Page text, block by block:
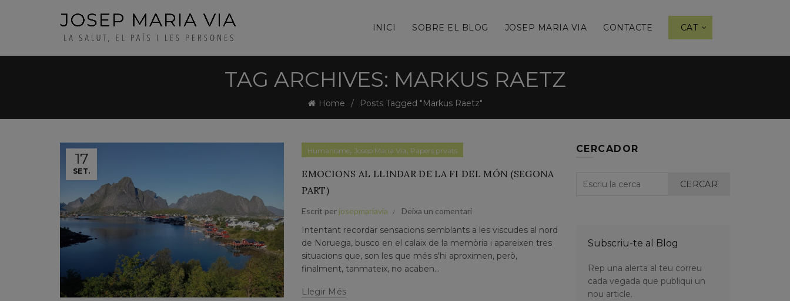
INICI SOBRE EL BLOG JOSEP MARIA VIA CONTACTE CAT
TAG ARCHIVES: MARKUS RAETZ
Home Posts Tagged "Markus Raetz"
17
SET.
Humanisme,Josep Maria Via, Papers prvats
EMOCIONS AL LLINDAR DE LA FI DEL MÓN (SEGONA
PART)
Escrit per josepmariavia Deixa un comentari
Intentant recordar sensacions semblants a les viscudes al nord
de Noruega, busco en el calaix de la memòria i apareixen tres
situacions que, son les que més s'hi aproximen, però,
finalment, tanmateix, no acaben...
Llegir Més
CERCADOR
CERCAR
Subscriu-te al Blog
Rep una alerta al teu correu
cada vegada que publiqui un
nou article.